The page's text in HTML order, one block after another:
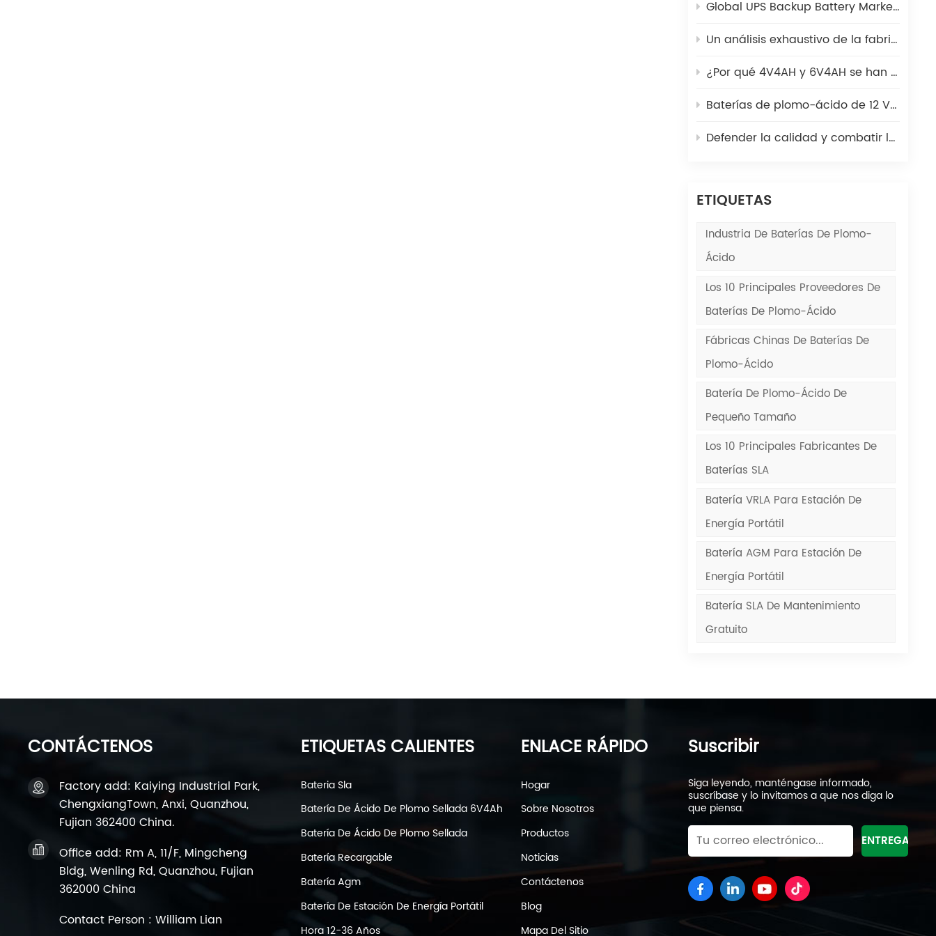
Global UPS Backup Battery Market 2025: Cómo coexisten las baterías de plomo-ácido y litio
Un análisis exhaustivo de la fabricación de placas de batería de plomo-ácido: desde lingotes de plomo hasta placas verdes
¿Por qué 4V4AH y 6V4AH se han convertido en la fuente de energía preferida para escalas electrónicas?
Baterías de plomo-ácido de 12 V en salvaescaleras | Poder Kaiying
Defender la calidad y combatir las falsificaciones | Poder Kaiying
ETIQUETAS
Industria De Baterías De Plomo-
Ácido
Los 10 Principales Proveedores De
Baterías De Plomo-Ácido
Fábricas Chinas De Baterías De
Plomo-Ácido
Batería De Plomo-Ácido De
Pequeño Tamaño
Los 10 Principales Fabricantes De
Baterías SLA
Batería VRLA Para Estación De
Energía Portátil
Batería AGM Para Estación De
Energía Portátil
Batería SLA De Mantenimiento
Gratuito
CONTÁCTENOS
Factory add: Kaiying Industrial Park,
ChengxiangTown, Anxi, Quanzhou,
Fujian 362400 China.
Office add: Rm A, 11/F, Mingcheng
Bldg, Wenling Rd, Quanzhou, Fujian
362000 China
Contact Person : William Lian
ETIQUETAS CALIENTES
Bateria Sla
Batería De Ácido De Plomo Sellada 6V4Ah
Batería De Ácido De Plomo Sellada
Batería Recargable
Batería Agm
Batería De Estación De Energía Portátil
Hora 12-36 Años
ENLACE RÁPIDO
Hogar
Sobre Nosotros
Productos
Noticias
Contáctenos
Blog
Mapa Del Sitio
Suscribir
Siga leyendo, manténgase informado,
suscríbase y lo invitamos a que nos diga lo
que piensa.